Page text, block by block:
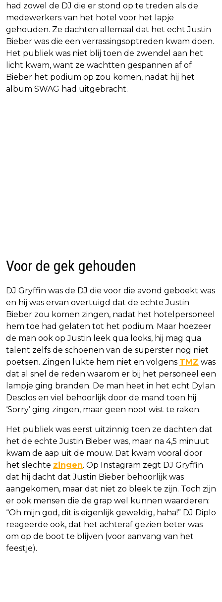
had zowel de DJ die er stond op te treden als de
medewerkers van het hotel voor het lapje
gehouden. Ze dachten allemaal dat het echt Justin
Bieber was die een verrassingsoptreden kwam doen.
Het publiek was niet blij toen de zwendel aan het
licht kwam, want ze wachtten gespannen af of
Bieber het podium op zou komen, nadat hij het
album SWAG had uitgebracht.
Voor de gek gehouden
DJ Gryffin was de DJ die voor die avond geboekt was
en hij was ervan overtuigd dat de echte Justin
Bieber zou komen zingen, nadat het hotelpersoneel
hem toe had gelaten tot het podium. Maar hoezeer
de man ook op Justin leek qua looks, hij mag qua
talent zelfs de schoenen van de superster nog niet
poetsen. Zingen lukte hem niet en volgens TMZ was
dat al snel de reden waarom er bij het personeel een
lampje ging branden. De man heet in het echt Dylan
Desclos en viel behoorlijk door de mand toen hij
‘Sorry’ ging zingen, maar geen noot wist te raken.
Het publiek was eerst uitzinnig toen ze dachten dat
het de echte Justin Bieber was, maar na 4,5 minuut
kwam de aap uit de mouw. Dat kwam vooral door
het slechte zingen. Op Instagram zegt DJ Gryffin
dat hij dacht dat Justin Bieber behoorlijk was
aangekomen, maar dat niet zo bleek te zijn. Toch zijn
er ook mensen die de grap wel kunnen waarderen:
“Oh mijn god, dit is eigenlijk geweldig, haha!” DJ Diplo
reageerde ook, dat het achteraf gezien beter was
om op de boot te blijven (voor aanvang van het
feestje).